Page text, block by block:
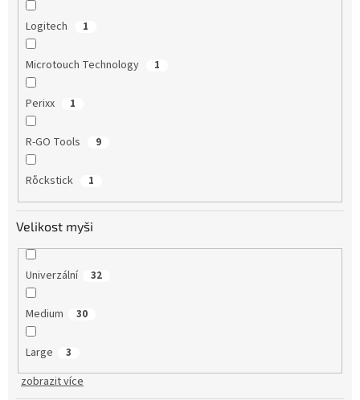
Logitech 1
Microtouch Technology 1
Perixx 1
R-GO Tools 9
Rὅckstick 1
Velikost myši
Univerzální 32
Medium 30
Large 3
zobrazit více